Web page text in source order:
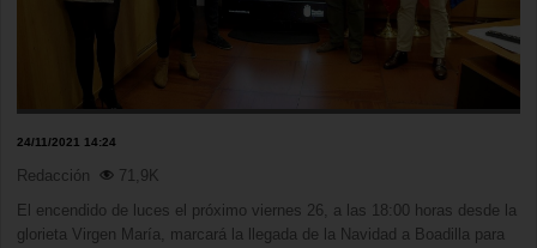
24/11/2021 14:24
Redacción
71,9K
El encendido de luces el próximo viernes 26, a las 18:00 horas desde la
glorieta Virgen María, marcará la llegada de la Navidad a Boadilla para